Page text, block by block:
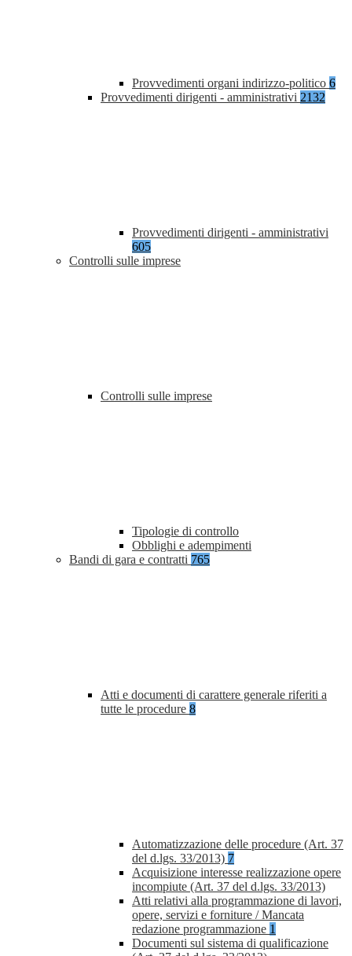
Provvedimenti organi indirizzo-politico 6
Provvedimenti dirigenti - amministrativi 2132
Provvedimenti dirigenti - amministrativi
605
Controlli sulle imprese
Controlli sulle imprese
Tipologie di controllo
Obblighi e adempimenti
Bandi di gara e contratti 765
Atti e documenti di carattere generale riferiti a
tutte le procedure 8
Automatizzazione delle procedure (Art. 37
del d.lgs. 33/2013) 7
Acquisizione interesse realizzazione opere
incompiute (Art. 37 del d.lgs. 33/2013)
Atti relativi alla programmazione di lavori,
opere, servizi e forniture / Mancata
redazione programmazione 1
Documenti sul sistema di qualificazione